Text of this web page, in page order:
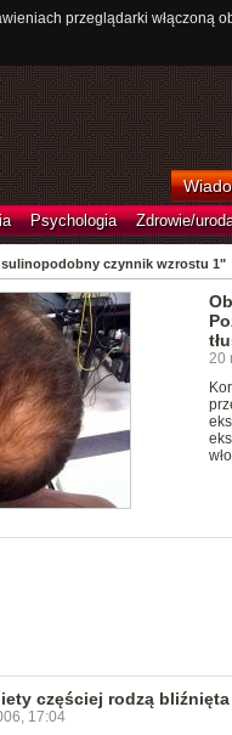
przeglądarki
Psychologia Zdrowie/
czynnik wzrostu 1"
20
częściej rodzą bliźnięta
17:04